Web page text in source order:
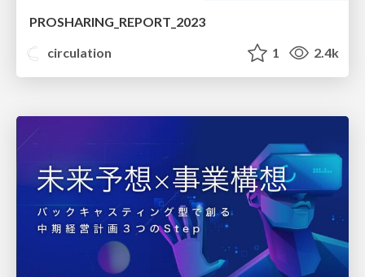
PROSHARING_REPORT_2023
circulation
1 2.4k